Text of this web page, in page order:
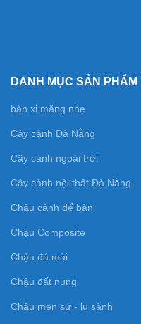
DANH MỤC SẢN PHẨM
bàn xi măng nhẹ
Cây cảnh Đà Nẵng
Cây cảnh ngoài trời
Cây cảnh nội thất Đà Nẵng
Chậu cảnh để bàn
Chậu Composite
Chậu đá mài
Chậu đất nung
Chậu men sứ - lu sành